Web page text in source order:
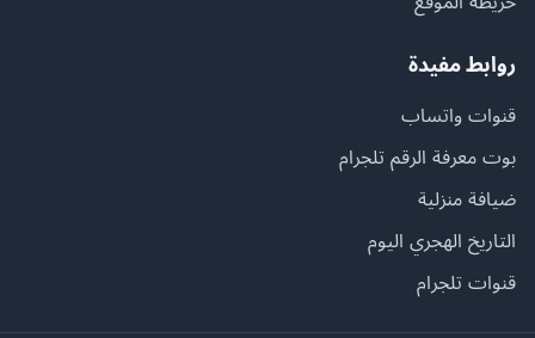
روابط مفيدة
قنوات واتساب
بوت معرفة الرقم تلجرام
ضيافة منزلية
التاريخ الهجري اليوم
قنوات تلجرام